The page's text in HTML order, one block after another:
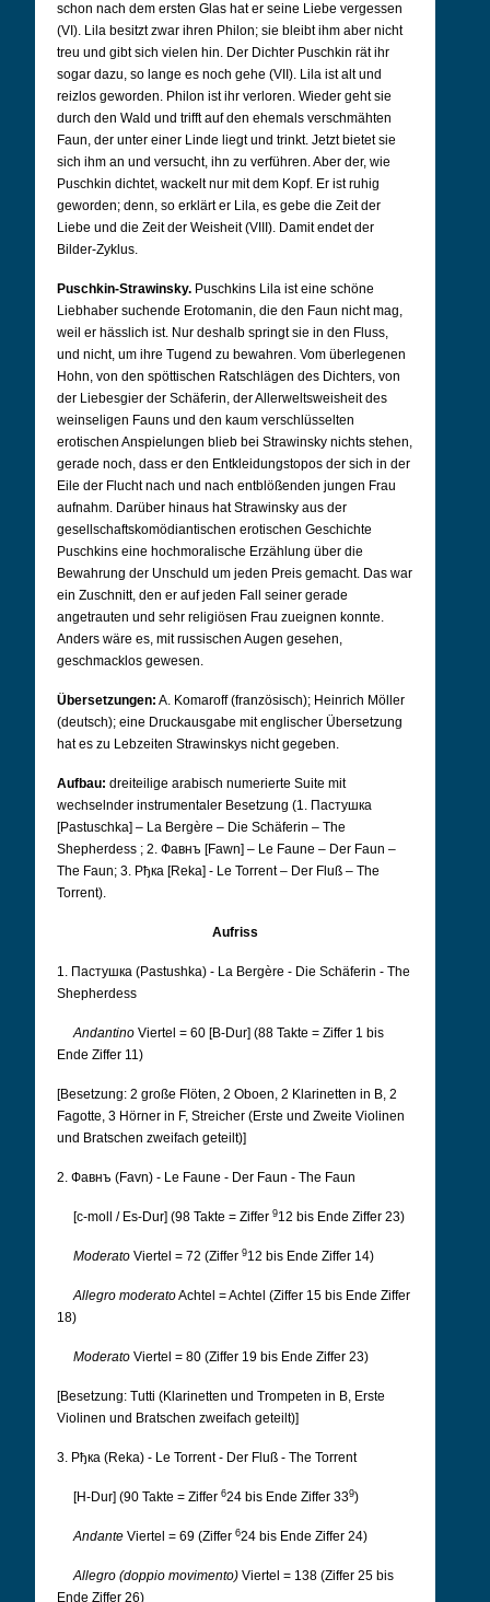
schon nach dem ersten Glas hat er seine Liebe vergessen
(VI). Lila besitzt zwar ihren Philon; sie bleibt ihm aber nicht
treu und gibt sich vielen hin. Der Dichter Puschkin rät ihr
sogar dazu, so lange es noch gehe (VII). Lila ist alt und
reizlos geworden. Philon ist ihr verloren. Wieder geht sie
durch den Wald und trifft auf den ehemals verschmähten
Faun, der unter einer Linde liegt und trinkt. Jetzt bietet sie
sich ihm an und versucht, ihn zu verführen. Aber der, wie
Puschkin dichtet, wackelt nur mit dem Kopf. Er ist ruhig
geworden; denn, so erklärt er Lila, es gebe die Zeit der
Liebe und die Zeit der Weisheit (VIII). Damit endet der
Bilder-Zyklus.
Puschkin-Strawinsky. Puschkins Lila ist eine schöne
Liebhaber suchende Erotomanin, die den Faun nicht mag,
weil er hässlich ist. Nur deshalb springt sie in den Fluss,
und nicht, um ihre Tugend zu bewahren. Vom überlegenen
Hohn, von den spöttischen Ratschlägen des Dichters, von
der Liebesgier der Schäferin, der Allerweltsweisheit des
weinseligen Fauns und den kaum verschlüsselten
erotischen Anspielungen blieb bei Strawinsky nichts stehen,
gerade noch, dass er den Entkleidungstopos der sich in der
Eile der Flucht nach und nach entblößenden jungen Frau
aufnahm. Darüber hinaus hat Strawinsky aus der
gesellschaftskomödiantischen erotischen Geschichte
Puschkins eine hochmoralische Erzählung über die
Bewahrung der Unschuld um jeden Preis gemacht. Das war
ein Zuschnitt, den er auf jeden Fall seiner gerade
angetrauten und sehr religiösen Frau zueignen konnte.
Anders wäre es, mit russischen Augen gesehen,
geschmacklos gewesen.
Übersetzungen: A. Komaroff (französisch); Heinrich Möller
(deutsch); eine Druckausgabe mit englischer Übersetzung
hat es zu Lebzeiten Strawinskys nicht gegeben.
Aufbau: dreiteilige arabisch numerierte Suite mit
wechselnder instrumentaler Besetzung (1. Пастушка
[Pastuschka] – La Bergère – Die Schäferin – The
Shepherdess ; 2. Фавнъ [Fawn] – Le Faune – Der Faun –
The Faun; 3. Рђка [Reka] - Le Torrent – Der Fluß – The
Torrent).
Aufriss
1. Пастушка (Pastushka) - La Bergère - Die Schäferin - The
Shepherdess
Andantino Viertel = 60 [B-Dur] (88 Takte = Ziffer 1 bis
Ende Ziffer 11)
[Besetzung: 2 große Flöten, 2 Oboen, 2 Klarinetten in B, 2
Fagotte, 3 Hörner in F, Streicher (Erste und Zweite Violinen
und Bratschen zweifach geteilt)]
2. Фавнъ (Favn) - Le Faune - Der Faun - The Faun
[c-moll / Es-Dur] (98 Takte = Ziffer 912 bis Ende Ziffer 23)
Moderato Viertel = 72 (Ziffer 912 bis Ende Ziffer 14)
Allegro moderatoAchtel = Achtel (Ziffer 15 bis Ende Ziffer
18)
Moderato Viertel = 80 (Ziffer 19 bis Ende Ziffer 23)
[Besetzung: Tutti (Klarinetten und Trompeten in B, Erste
Violinen und Bratschen zweifach geteilt)]
3. Рђка (Reka) - Le Torrent - Der Fluß - The Torrent
[H-Dur] (90 Takte = Ziffer 624 bis Ende Ziffer 339)
Andante Viertel = 69 (Ziffer 624 bis Ende Ziffer 24)
Allegro (doppio movimento) Viertel = 138 (Ziffer 25 bis
Ende Ziffer 26)